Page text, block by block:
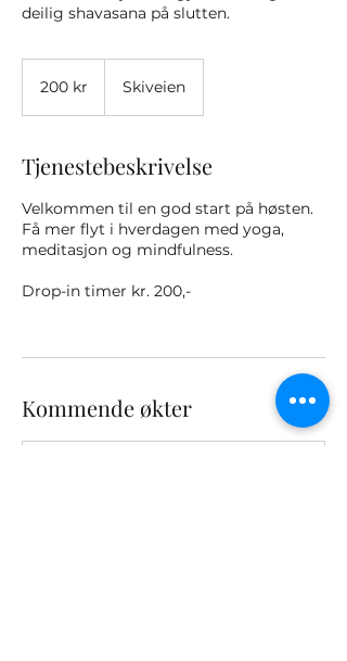
deilig shavasana på slutten.
kroner200 kr Skiveien
Tjenestebeskrivelse
Velkommen til en god start på høsten.
Få mer flyt i hverdagen med yoga,
meditasjon og mindfulness.
Drop-in timer kr. 200,-
Kommende økter